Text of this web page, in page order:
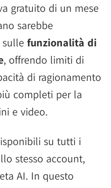
gratuito di un mese
sarebbe
funzionalità di
, offrendo limiti di
di ragionamento
completi per la
e video.
su tutti i
stesso account,
AI. In questo